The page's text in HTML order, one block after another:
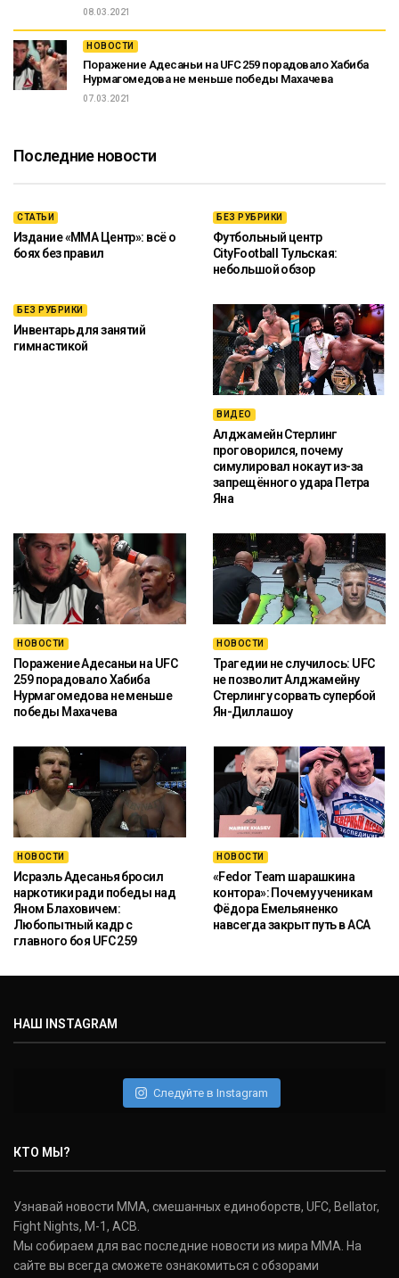
08.03.2021
НОВОСТИ
Поражение Адесаньи на UFC 259 порадовало Хабиба
Нурмагомедова не меньше победы Махачева
07.03.2021
Последние новости
СТАТЬИ
Издание «ММА Центр»: всё о
боях без правил
БЕЗ РУБРИКИ
Футбольный центр
CityFootball Тульская:
небольшой обзор
БЕЗ РУБРИКИ
Инвентарь для занятий
гимнастикой
ВИДЕО
Алджамейн Стерлинг
проговорился, почему
симулировал нокаут из-за
запрещённого удара Петра
Яна
НОВОСТИ
Поражение Адесаньи на UFC
259 порадовало Хабиба
Нурмагомедова не меньше
победы Махачева
НОВОСТИ
Трагедии не случилось: UFC
не позволит Алджамейну
Стерлингу сорвать супербой
Ян-Диллашоу
НОВОСТИ
Исраэль Адесанья бросил
наркотики ради победы над
Яном Блаховичем:
Любопытный кадр с
главного боя UFC 259
НОВОСТИ
«Fedor Team шарашкина
контора»: Почему ученикам
Фёдора Емельяненко
навсегда закрыт путь в ACA
НАШ INSTAGRAM
Следуйте в Instagram
КТО МЫ?
Узнавай новости ММА, смешанных единоборств, UFC, Bellator,
Fight Nights, M-1, ACB.
Мы собираем для вас последние новости из мира ММА. На
сайте вы всегда сможете ознакомиться с обзорами